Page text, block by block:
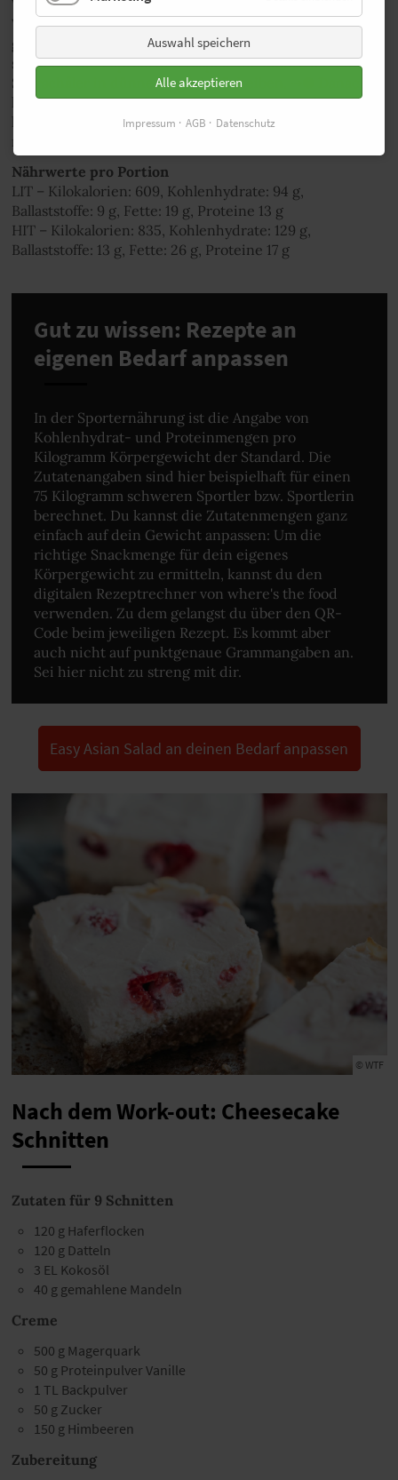
Während der Kochzeit schneide die Ananas in Würfel.
Wenn du Zeit hast, schneide sie erst in Scheiben und
grille diese kurz auf dem Grill an. ⇢❸ Anschließend
schneide die Paprika und raspele die Möhre mit einem
Sparschäler in dünne längliche Scheiben. ⇢❹ Danach
kannst du das Dressing anrühren und die Cashews
hacken. ⇢❺ Wasche und zerkleinere den Salat und
richte alles zusammen an.
Nährwerte pro Portion
LIT – Kilokalorien: 609, Kohlenhydrate: 94 g,
Ballaststoffe: 9 g, Fette: 19 g, Proteine 13 g
HIT – Kilokalorien: 835, Kohlenhydrate: 129 g,
Ballaststoffe: 13 g, Fette: 26 g, Proteine 17 g
Gut zu wissen: Rezepte an
eigenen Bedarf anpassen
In der Sporternährung ist die Angabe von
Kohlenhydrat- und Proteinmengen pro
Kilogramm Körpergewicht der Standard. Die
Zutatenangaben sind hier beispielhaft für einen
75 Kilogramm schweren Sportler bzw. Sportlerin
berechnet. Du kannst die Zutatenmengen ganz
einfach auf dein Gewicht anpassen: Um die
richtige Snackmenge für dein eigenes
Körpergewicht zu ermitteln, kannst du den
digitalen Rezeptrechner von where's the food
verwenden. Zu dem gelangst du über den QR-
Code beim jeweiligen Rezept. Es kommt aber
auch nicht auf punktgenaue Grammangaben an.
Sei hier nicht zu streng mit dir.
Easy Asian Salad an deinen Bedarf anpassen
© WTF
Nach dem Work-out: Cheesecake
Schnitten
Zutaten für 9 Schnitten
120 g Haferflocken
120 g Datteln
3 EL Kokosöl
40 g gemahlene Mandeln
Creme
500 g Magerquark
50 g Proteinpulver Vanille
1 TL Backpulver
50 g Zucker
150 g Himbeeren
Zubereitung
Auswahl speichern
Alle akzeptieren
Impressum AGB Datenschutz